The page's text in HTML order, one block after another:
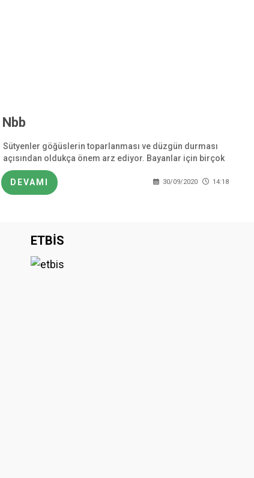
Nbb
Sütyenler göğüslerin toparlanması ve düzgün durması
açısından oldukça önem arz ediyor. Bayanlar için birçok
sütyen çeşitleri bulunmaktadır. Bayanların tercihlerine
göre
DEVAMI 30/09/2020 14:18
ETBİS